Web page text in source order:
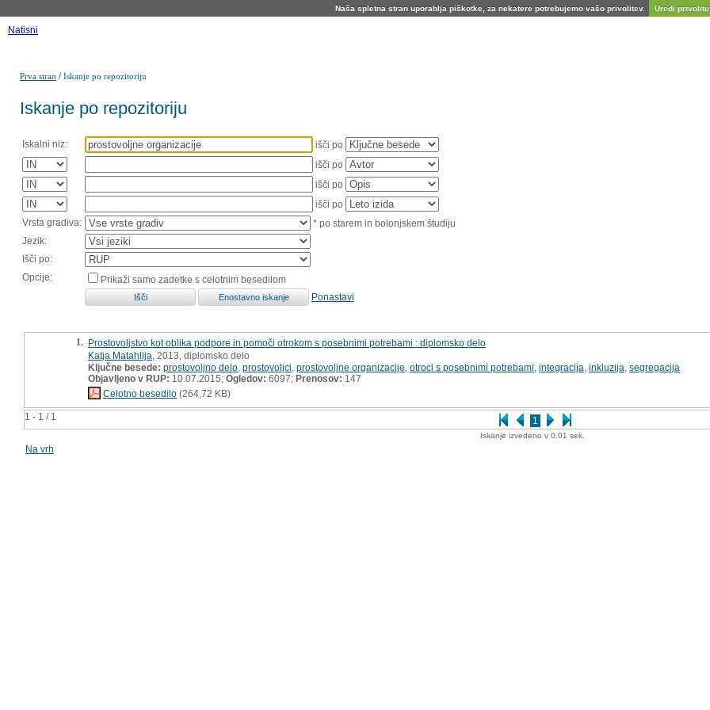
Naša spletna stran uporablja piškotke, za nekatere potrebujemo vašo privolitev. Uredi
Natisni
Prva stran /Iskanje po repozitoriju
Iskanje po repozitoriju
Iskalni niz:
išči po
išči po
išči po
išči po
Vrsta gradiva:
* po starem in bolonjskem študiju
Jezik:
Išči po:
Opcije:
Prikaži samo zadetke s celotnim besedilom
Ponastavi
1 - 1 / 1 1
1. Prostovoljstvo kot oblika podpore in pomoči otrokom s posebnimi potrebami : diplomsko delo
Katja Matahlija , 2013, diplomsko delo
Ključne besede: prostovoljno delo prostovoljci prostovoljne organizacije otroci s posebnimi potrebami integracija inkluzija segregacija
Objavljeno v RUP: 10.07.2015; Ogledov: 6097; Prenosov: 147
Celotno besedilo (264,72 KB)
Iskanje izvedeno v 0.01 sek.
Na vrh